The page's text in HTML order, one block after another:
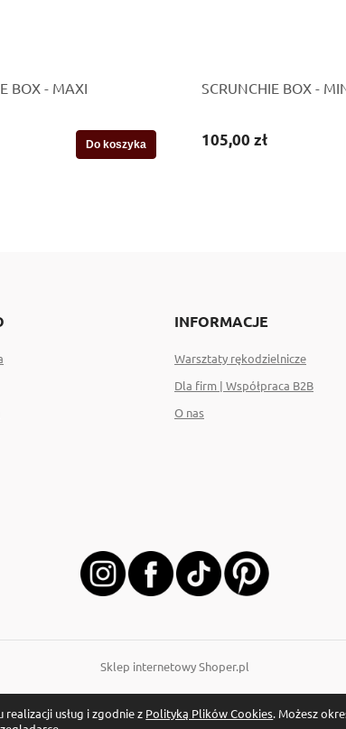
usług i zgodnie z Polityką Plików Cookies. Możesz
BOX - MAXI
Do koszyka
SCRUNCHIE BOX -
105,00 zł
INFORMACJE
Warsztaty rękodzielnicze
Dla firm | Współpraca B2B
O nas
Sklep internetowy Shoper.pl